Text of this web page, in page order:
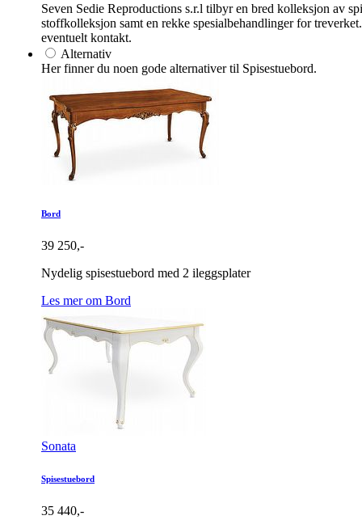
Seven Sedie Reproductions s.r.l tilbyr en bred kolleksjon av
stoffkolleksjon samt en rekke spesialbehandlinger for
eventuelt kontakt.
Alternativ
Her finner du noen gode alternativer til Spisestuebord.
Bord
39 250,-
Nydelig spisestuebord med 2 ileggsplater
Les mer om Bord
Sonata
Spisestuebord
35 440,-